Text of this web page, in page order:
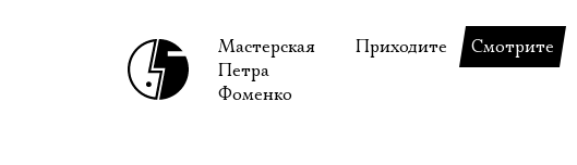
Мастерская
Петра
Фоменко
Приходите
Смотрите